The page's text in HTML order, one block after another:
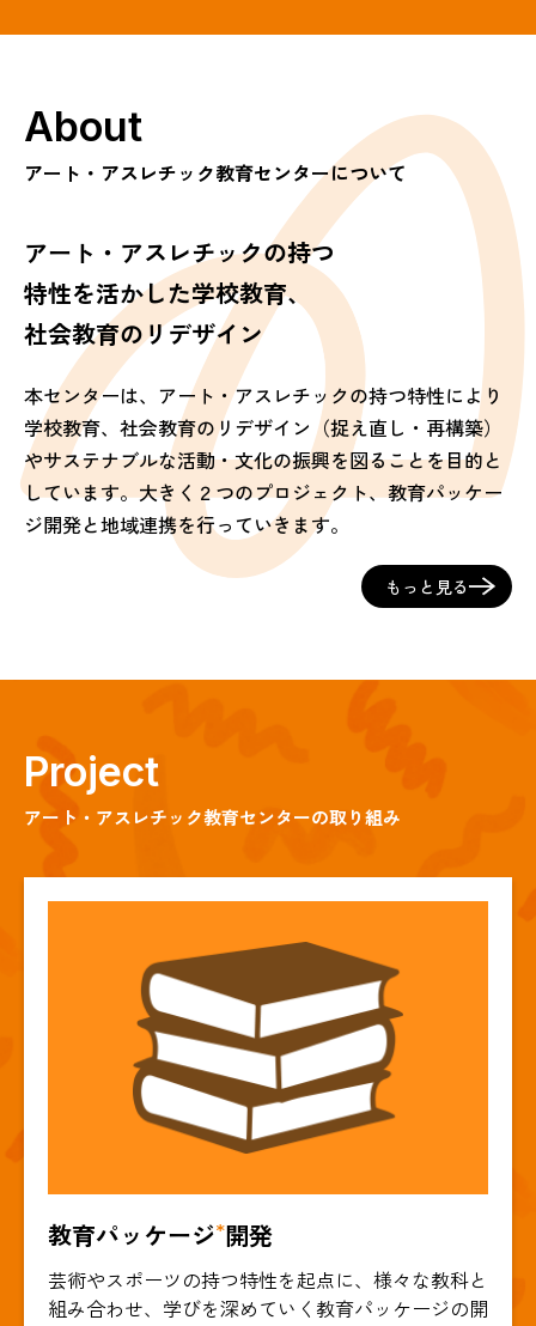
About
アート・アスレチック教育センターについて
アート・アスレチックの持つ
特性を活かした学校教育、
社会教育のリデザイン
本センターは、アート・アスレチックの持つ特性により
学校教育、社会教育のリデザイン（捉え直し・再構築）
やサステナブルな活動・文化の振興を図ることを目的と
しています。大きく２つのプロジェクト、教育パッケー
ジ開発と地域連携を行っていきます。
もっと見る
Project
アート・アスレチック教育センターの取り組み
教育パッケージ* 開発
芸術やスポーツの持つ特性を起点に、様々な教科と
組み合わせ、学びを深めていく教育パッケージの開